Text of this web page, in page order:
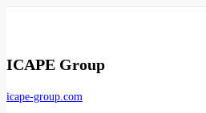
ICAPE Group
icape-group.com